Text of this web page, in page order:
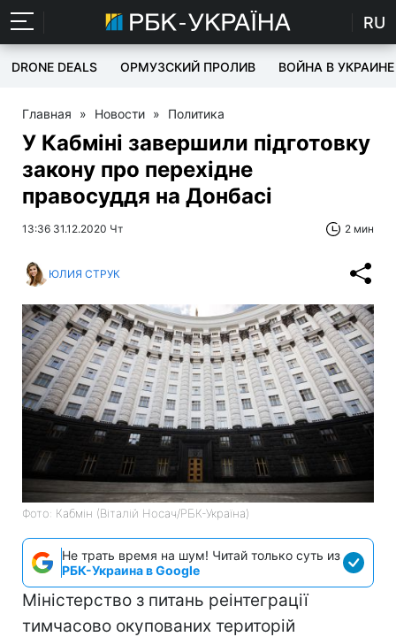
RU
DRONE DEALS ОРМУЗСКИЙ ПРОЛИВ ВОЙНА В УКРАИНЕ
Главная » Новости » Политика
У Кабміні завершили підготовку
закону про перехідне
правосуддя на Донбасі
13:36 31.12.2020 Чт 2 мин
ЮЛИЯ СТРУК
Фото: Кабмін (Віталій Носач/РБК-Україна)
Не трать время на шум! Читай только суть из
РБК-Украина в Google
Міністерство з питань реінтеграції
тимчасово окупованих територій